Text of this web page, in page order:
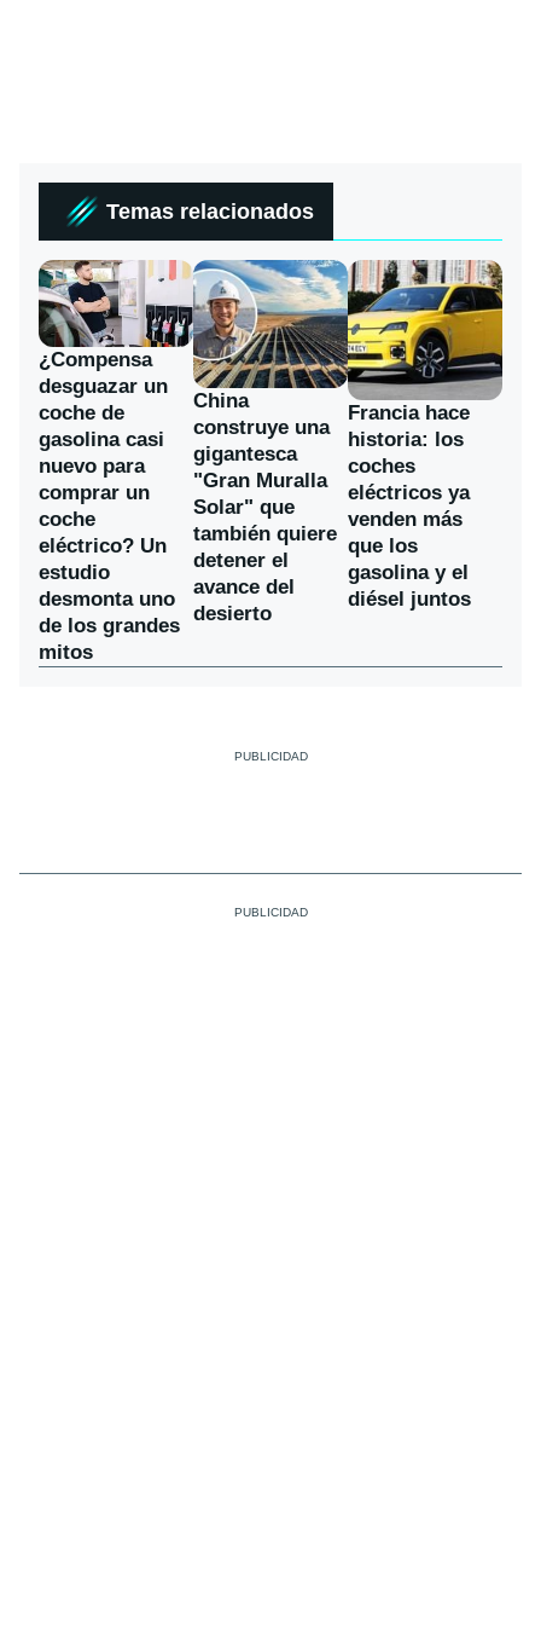
Temas relacionados
¿Compensa
desguazar un
coche de
gasolina casi
nuevo para
comprar un
coche
eléctrico? Un
estudio
desmonta uno
de los grandes
mitos
China
construye una
gigantesca
"Gran Muralla
Solar" que
también quiere
detener el
avance del
desierto
Francia hace
historia: los
coches
eléctricos ya
venden más
que los
gasolina y el
diésel juntos